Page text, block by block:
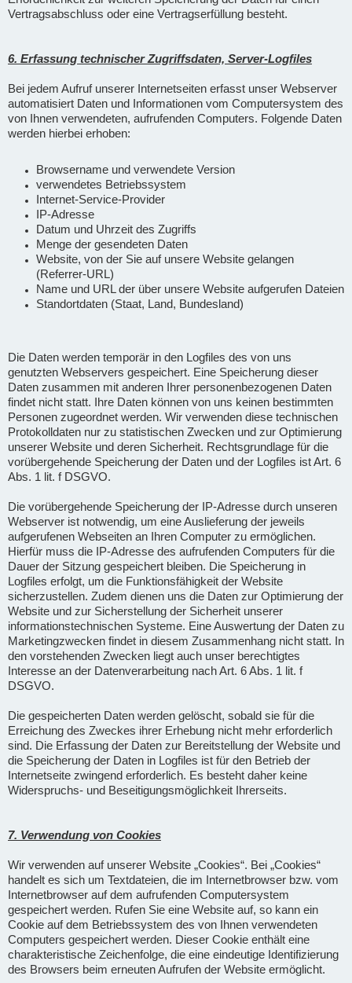
Vertragsabschluss oder eine Vertragserfüllung besteht.
6. Erfassung technischer Zugriffsdaten, Server-Logfiles
Bei jedem Aufruf unserer Internetseiten erfasst unser Webserver
automatisiert Daten und Informationen vom Computersystem des
von Ihnen verwendeten, aufrufenden Computers. Folgende Daten
werden hierbei erhoben:
Browsername und verwendete Version
verwendetes Betriebssystem
Internet-Service-Provider
IP-Adresse
Datum und Uhrzeit des Zugriffs
Menge der gesendeten Daten
Website, von der Sie auf unsere Website gelangen
(Referrer-URL)
Name und URL der über unsere Website aufgerufen Dateien
Standortdaten (Staat, Land, Bundesland)
Die Daten werden temporär in den Logfiles des von uns
genutzten Webservers gespeichert. Eine Speicherung dieser
Daten zusammen mit anderen Ihrer personenbezogenen Daten
findet nicht statt. Ihre Daten können von uns keinen bestimmten
Personen zugeordnet werden. Wir verwenden diese technischen
Protokolldaten nur zu statistischen Zwecken und zur Optimierung
unserer Website und deren Sicherheit. Rechtsgrundlage für die
vorübergehende Speicherung der Daten und der Logfiles ist Art. 6
Abs. 1 lit. f DSGVO.
Die vorübergehende Speicherung der IP-Adresse durch unseren
Webserver ist notwendig, um eine Auslieferung der jeweils
aufgerufenen Webseiten an Ihren Computer zu ermöglichen.
Hierfür muss die IP-Adresse des aufrufenden Computers für die
Dauer der Sitzung gespeichert bleiben. Die Speicherung in
Logfiles erfolgt, um die Funktionsfähigkeit der Website
sicherzustellen. Zudem dienen uns die Daten zur Optimierung der
Website und zur Sicherstellung der Sicherheit unserer
informationstechnischen Systeme. Eine Auswertung der Daten zu
Marketingzwecken findet in diesem Zusammenhang nicht statt. In
den vorstehenden Zwecken liegt auch unser berechtigtes
Interesse an der Datenverarbeitung nach Art. 6 Abs. 1 lit. f
DSGVO.
Die gespeicherten Daten werden gelöscht, sobald sie für die
Erreichung des Zweckes ihrer Erhebung nicht mehr erforderlich
sind. Die Erfassung der Daten zur Bereitstellung der Website und
die Speicherung der Daten in Logfiles ist für den Betrieb der
Internetseite zwingend erforderlich. Es besteht daher keine
Widerspruchs- und Beseitigungsmöglichkeit Ihrerseits.
7. Verwendung von Cookies
Wir verwenden auf unserer Website „Cookies“. Bei „Cookies“
handelt es sich um Textdateien, die im Internetbrowser bzw. vom
Internetbrowser auf dem aufrufenden Computersystem
gespeichert werden. Rufen Sie eine Website auf, so kann ein
Cookie auf dem Betriebssystem des von Ihnen verwendeten
Computers gespeichert werden. Dieser Cookie enthält eine
charakteristische Zeichenfolge, die eine eindeutige Identifizierung
des Browsers beim erneuten Aufrufen der Website ermöglicht.